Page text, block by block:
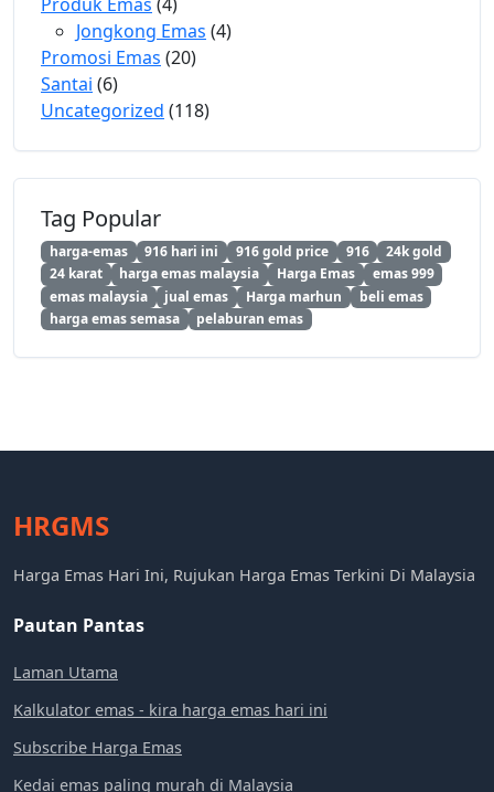
Jongkong Emas (4)
Promosi Emas (20)
Santai (6)
Uncategorized (118)
Tag Popular
harga-emas 916 hari ini 916 gold price 916
24k gold
24 karat
harga emas malaysia Harga Emas
emas 999
emas malaysia
jual emas Harga marhun
beli emas
harga emas semasa
pelaburan emas
HRGMS
Harga Emas Hari Ini, Rujukan Harga Emas Terkini Di Malaysia
Pautan Pantas
Laman Utama
Kalkulator emas - kira harga emas hari ini
Subscribe Harga Emas
Kedai emas paling murah di Malaysia